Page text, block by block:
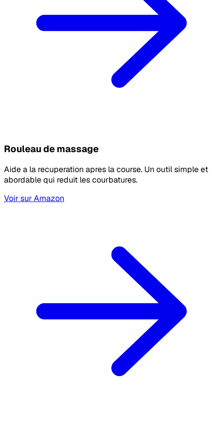
Rouleau de massage
Aide a la recuperation apres la course. Un outil simple et
abordable qui reduit les courbatures.
Voir sur Amazon